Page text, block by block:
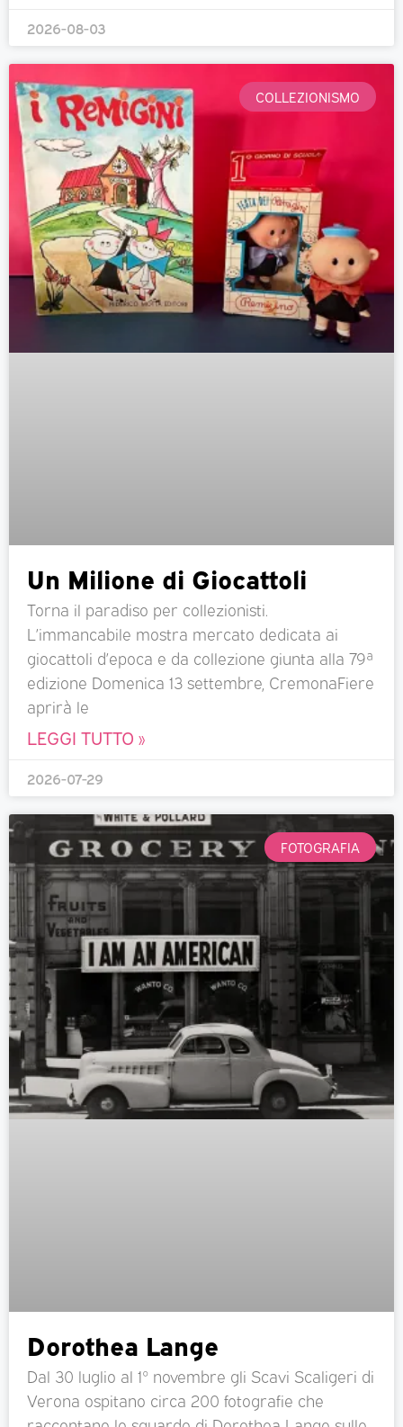
2026-08-03
COLLEZIONISMO
Un Milione di Giocattoli
Torna il paradiso per collezionisti.
L’immancabile mostra mercato dedicata ai
giocattoli d’epoca e da collezione giunta alla 79ª
edizione Domenica 13 settembre, CremonaFiere
aprirà le
LEGGI TUTTO »
2026-07-29
FOTOGRAFIA
Dorothea Lange
Dal 30 luglio al 1° novembre gli Scavi Scaligeri di
Verona ospitano circa 200 fotografie che